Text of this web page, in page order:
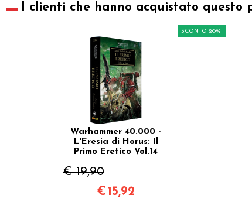
I clienti che hanno acquistato
Warhammer 40.000 -
L'Eresia di Horus: Il
Primo Eretico Vol.14
€ 19,90
SCONTO 20%
€ 15,92